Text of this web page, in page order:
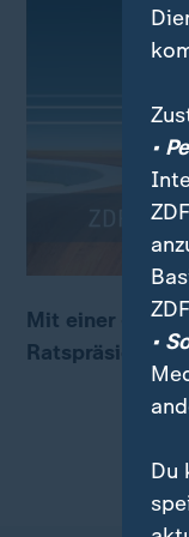
00:05
Mit einer
•
•
Du